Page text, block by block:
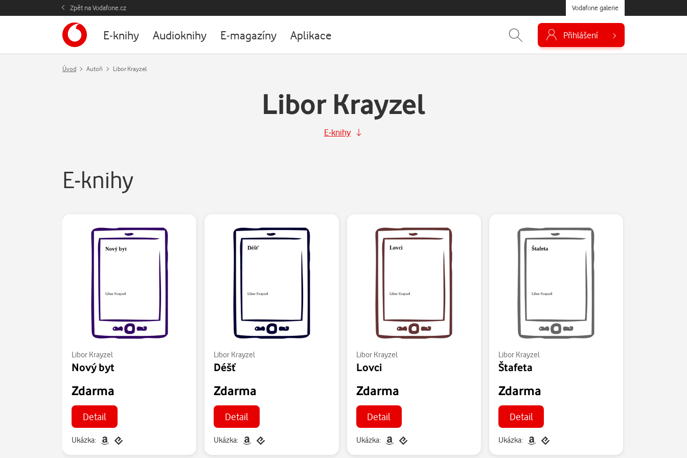
Zpět na Vodafone.cz Vodafone galerie
E-knihy Audioknihy E-magazíny Aplikace Přihlášení
Úvod Autoři Libor Krayzel
Libor Krayzel
E-knihy
E-knihy
Libor Krayzel
Nový byt
Zdarma
Detail
Ukázka:
Libor Krayzel
Déšť
Zdarma
Detail
Ukázka:
Libor Krayzel
Lovci
Zdarma
Detail
Ukázka:
Libor Krayzel
Štafeta
Zdarma
Detail
Ukázka: